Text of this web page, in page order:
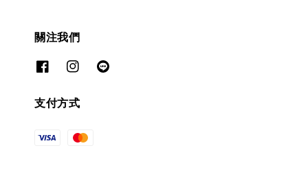
關注我們
支付方式